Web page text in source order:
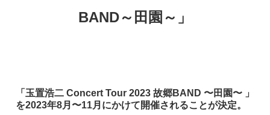
BAND～田園～」
「玉置浩二 Concert Tour 2023 故郷BAND 〜田園〜 」
を2023年8月〜11月にかけて開催されることが決定。